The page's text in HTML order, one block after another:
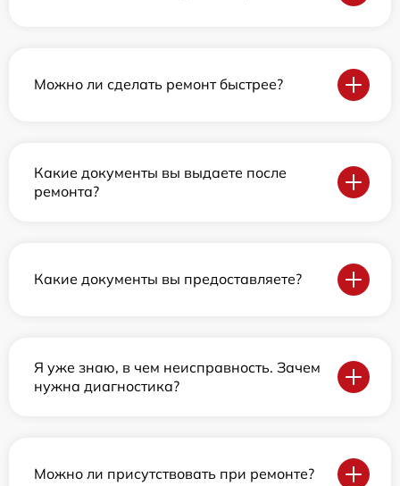
Можно ли сделать ремонт быстрее?
Какие документы вы выдаете после
ремонта?
Какие документы вы предоставляете?
Я уже знаю, в чем неисправность. Зачем
нужна диагностика?
Можно ли присутствовать при ремонте?